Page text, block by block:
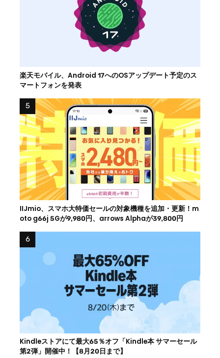
楽天モバイル、Android 17へのOSアップデート予定のス
マートフォンを発表
IIJmio、スマホ大特価セールの対象機種を追加・更新！m
oto g66j 5Gが9,980円、arrows Alphaが39,800円
Kindleストアにて最大65％オフ「Kindle本 サマーセール
第2弾」開催中！【8月20日まで】